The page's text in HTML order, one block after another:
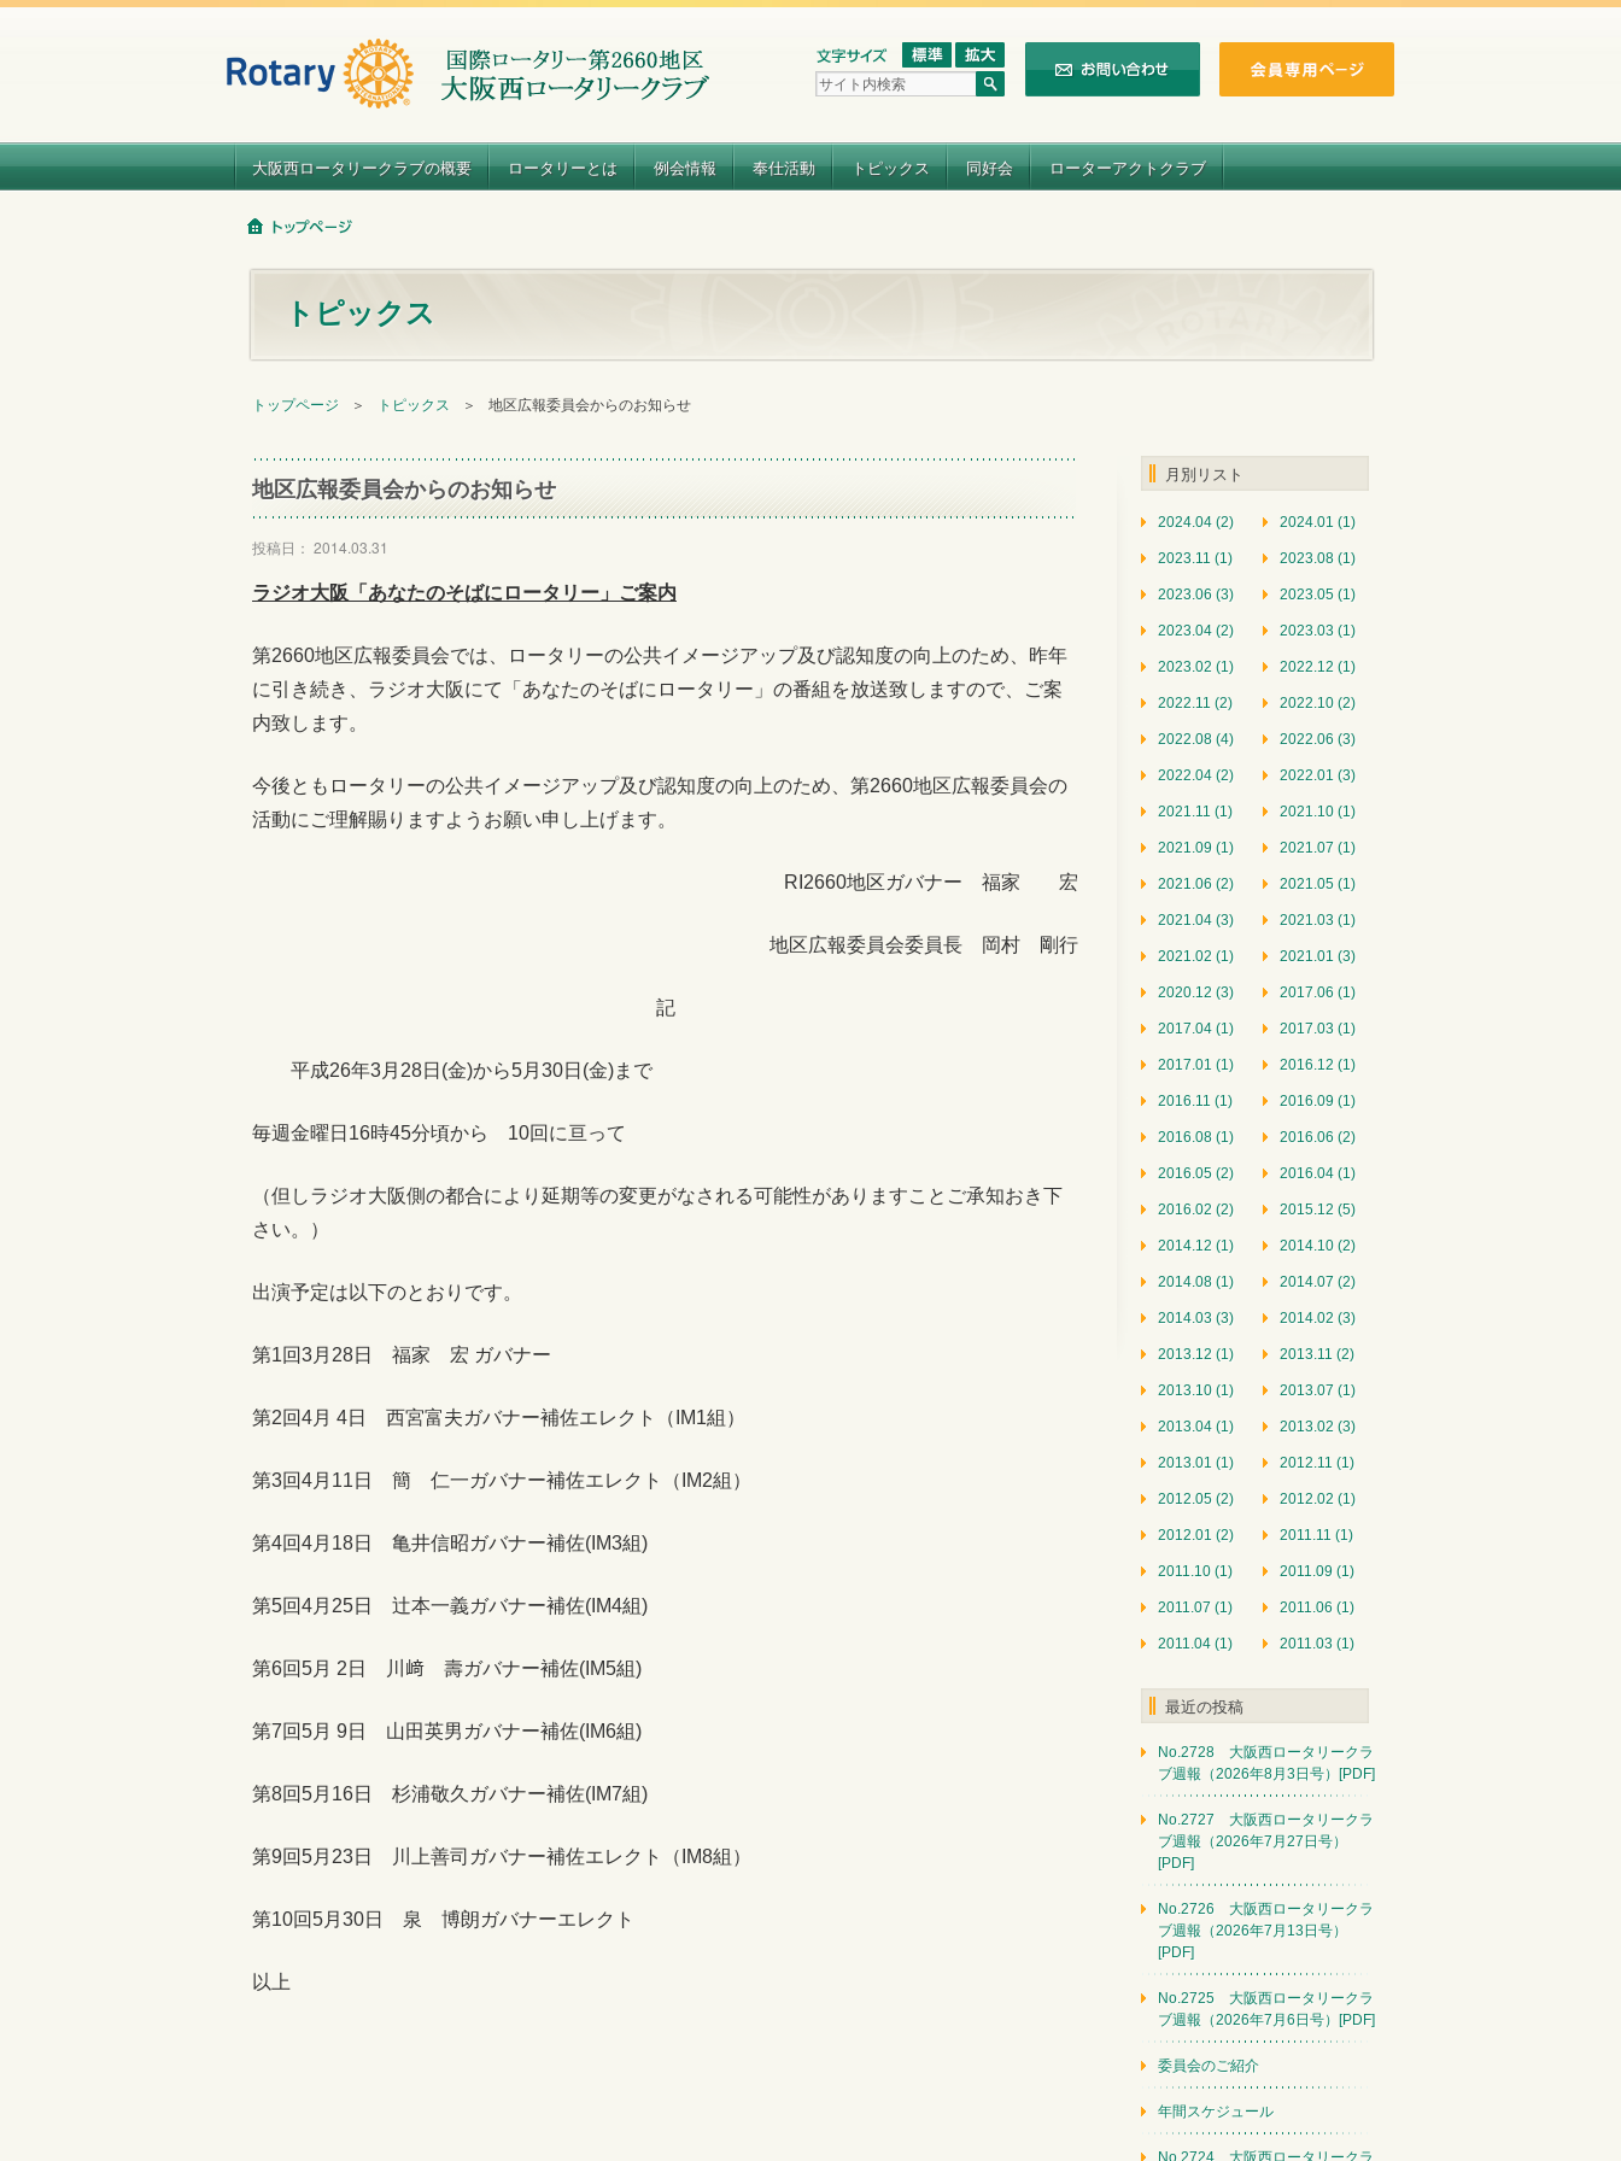
大阪西ロータリークラブの概要 ロータリーとは 例会情報 奉仕活動 トピックス 同好会 ローターアクトクラブ
トピックス
トップページ ＞ トピックス ＞ 地区広報委員会からのお知らせ
地区広報委員会からのお知らせ
投稿日： 2014.03.31
ラジオ大阪「あなたのそばにロータリー」ご案内
第2660地区広報委員会では、ロータリーの公共イメージアップ及び認知度の向上のため、昨年
に引き続き、ラジオ大阪にて「あなたのそばにロータリー」の番組を放送致しますので、ご案
内致します。
今後ともロータリーの公共イメージアップ及び認知度の向上のため、第2660地区広報委員会の
活動にご理解賜りますようお願い申し上げます。
RI2660地区ガバナー 福家 宏
地区広報委員会委員長 岡村 剛行
記
平成26年3月28日(金)から5月30日(金)まで
毎週金曜日16時45分頃から 10回に亘って
（但しラジオ大阪側の都合により延期等の変更がなされる可能性がありますことご承知おき下
さい。）
出演予定は以下のとおりです。
第1回3月28日 福家 宏 ガバナー
第2回4月 4日 西宮富夫ガバナー補佐エレクト（IM1組）
第3回4月11日 簡 仁一ガバナー補佐エレクト（IM2組）
第4回4月18日 亀井信昭ガバナー補佐(IM3組)
第5回4月25日 辻本一義ガバナー補佐(IM4組)
第6回5月 2日 川﨑 壽ガバナー補佐(IM5組)
第7回5月 9日 山田英男ガバナー補佐(IM6組)
第8回5月16日 杉浦敬久ガバナー補佐(IM7組)
第9回5月23日 川上善司ガバナー補佐エレクト（IM8組）
第10回5月30日 泉 博朗ガバナーエレクト
以上
月別リスト
2024.04 (2) 2024.01 (1)
2023.11 (1) 2023.08 (1)
2023.06 (3) 2023.05 (1)
2023.04 (2) 2023.03 (1)
2023.02 (1) 2022.12 (1)
2022.11 (2) 2022.10 (2)
2022.08 (4) 2022.06 (3)
2022.04 (2) 2022.01 (3)
2021.11 (1) 2021.10 (1)
2021.09 (1) 2021.07 (1)
2021.06 (2) 2021.05 (1)
2021.04 (3) 2021.03 (1)
2021.02 (1) 2021.01 (3)
2020.12 (3) 2017.06 (1)
2017.04 (1) 2017.03 (1)
2017.01 (1) 2016.12 (1)
2016.11 (1) 2016.09 (1)
2016.08 (1) 2016.06 (2)
2016.05 (2) 2016.04 (1)
2016.02 (2) 2015.12 (5)
2014.12 (1) 2014.10 (2)
2014.08 (1) 2014.07 (2)
2014.03 (3) 2014.02 (3)
2013.12 (1) 2013.11 (2)
2013.10 (1) 2013.07 (1)
2013.04 (1) 2013.02 (3)
2013.01 (1) 2012.11 (1)
2012.05 (2) 2012.02 (1)
2012.01 (2) 2011.11 (1)
2011.10 (1) 2011.09 (1)
2011.07 (1) 2011.06 (1)
2011.04 (1) 2011.03 (1)
最近の投稿
No.2728 大阪西ロータリークラ
ブ週報（2026年8月3日号）[PDF]
No.2727 大阪西ロータリークラ
ブ週報（2026年7月27日号）
[PDF]
No.2726 大阪西ロータリークラ
ブ週報（2026年7月13日号）
[PDF]
No.2725 大阪西ロータリークラ
ブ週報（2026年7月6日号）[PDF]
委員会のご紹介
年間スケジュール
No.2724 大阪西ロータリークラ